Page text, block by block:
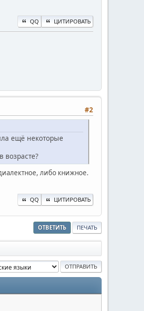
QQ ЦИТИРОВАТЬ
#2
ещё некоторые
либо книжное.
QQ ЦИТИРОВАТЬ
ОТВЕТИТЬ ПЕЧАТЬ